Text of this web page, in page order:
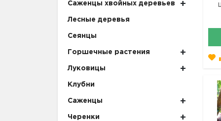
Саженцы хвойных деревьев
Лесные деревья
Сеянцы
Горшечные растения
Луковицы
Клубни
Саженцы
Черенки